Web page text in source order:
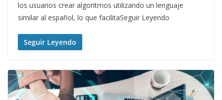
los usuarios crear algoritmos utilizando un lenguaje
similar al español, lo que facilitaSeguir Leyendo
Seguir Leyendo